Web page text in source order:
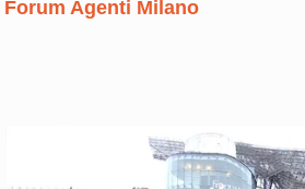
Forum Agenti Milano